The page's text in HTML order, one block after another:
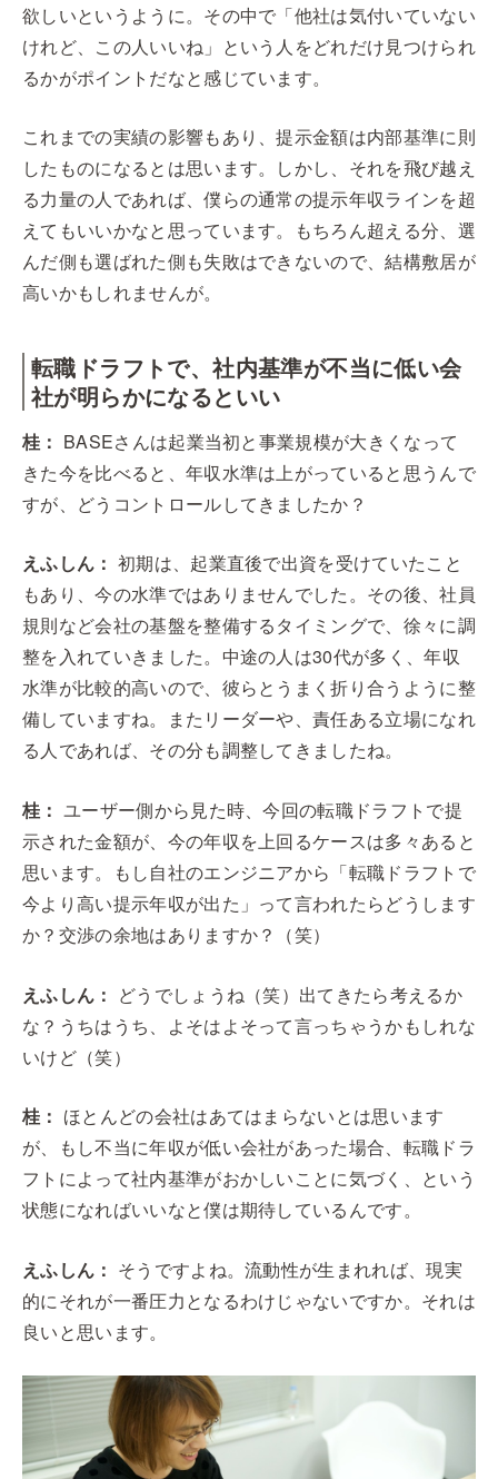
欲しいというように。その中で「他社は気付いていない
けれど、この人いいね」という人をどれだけ見つけられ
るかがポイントだなと感じています。
これまでの実績の影響もあり、提示金額は内部基準に則
したものになるとは思います。しかし、それを飛び越え
る力量の人であれば、僕らの通常の提示年収ラインを超
えてもいいかなと思っています。もちろん超える分、選
んだ側も選ばれた側も失敗はできないので、結構敷居が
高いかもしれませんが。
転職ドラフトで、社内基準が不当に低い会
社が明らかになるといい
桂： BASEさんは起業当初と事業規模が大きくなって
きた今を比べると、年収水準は上がっていると思うんで
すが、どうコントロールしてきましたか？
えふしん： 初期は、起業直後で出資を受けていたこと
もあり、今の水準ではありませんでした。その後、社員
規則など会社の基盤を整備するタイミングで、徐々に調
整を入れていきました。中途の人は30代が多く、年収
水準が比較的高いので、彼らとうまく折り合うように整
備していますね。またリーダーや、責任ある立場になれ
る人であれば、その分も調整してきましたね。
桂： ユーザー側から見た時、今回の転職ドラフトで提
示された金額が、今の年収を上回るケースは多々あると
思います。もし自社のエンジニアから「転職ドラフトで
今より高い提示年収が出た」って言われたらどうします
か？交渉の余地はありますか？（笑）
えふしん： どうでしょうね（笑）出てきたら考えるか
な？うちはうち、よそはよそって言っちゃうかもしれな
いけど（笑）
桂： ほとんどの会社はあてはまらないとは思います
が、もし不当に年収が低い会社があった場合、転職ドラ
フトによって社内基準がおかしいことに気づく、という
状態になればいいなと僕は期待しているんです。
えふしん： そうですよね。流動性が生まれれば、現実
的にそれが一番圧力となるわけじゃないですか。それは
良いと思います。